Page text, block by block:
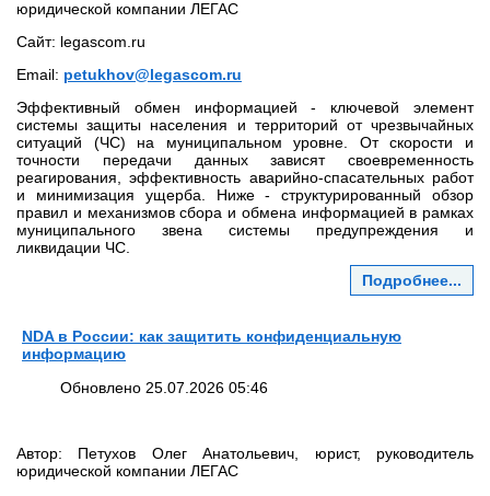
юридической компании ЛЕГАС
Сайт: legascom.ru
Email: petukhov@legascom.ru
Эффективный обмен информацией - ключевой элемент
системы защиты населения и территорий от чрезвычайных
ситуаций (ЧС) на муниципальном уровне. От скорости и
точности передачи данных зависят своевременность
реагирования, эффективность аварийно‑спасательных работ
и минимизация ущерба. Ниже - структурированный обзор
правил и механизмов сбора и обмена информацией в рамках
муниципального звена системы предупреждения и
ликвидации ЧС.
Подробнее...
NDA в России: как защитить конфиденциальную
информацию
Обновлено 25.07.2026 05:46
Автор: Петухов Олег Анатольевич, юрист, руководитель
юридической компании ЛЕГАС